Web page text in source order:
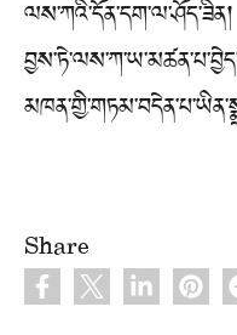
Share